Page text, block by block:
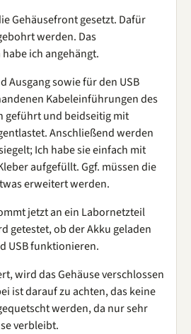
Gehäusefront gesetzt. Dafür
werden. Das
ich angehängt.
Ausgang sowie für den USB
Kabeleinführungen des
geführt und beidseitig mit
Anschließend werden
Ich habe sie einfach mit
aufgefüllt. Ggf. müssen die
erweitert werden.
jetzt an ein Labornetzteil
getestet, ob der Akku geladen
USB funktionieren.
wird das Gehäuse verschlossen
ist darauf zu achten, das keine
werden, da nur sehr
verbleibt.